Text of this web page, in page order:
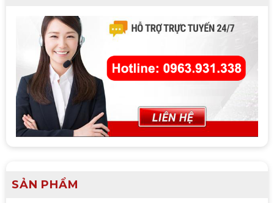
SẢN PHẨM